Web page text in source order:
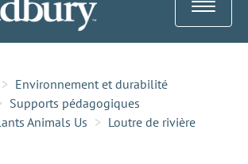
Toggle
Environnement et durabilité
Supports pédagogiques
Animals Us
Loutre de rivière